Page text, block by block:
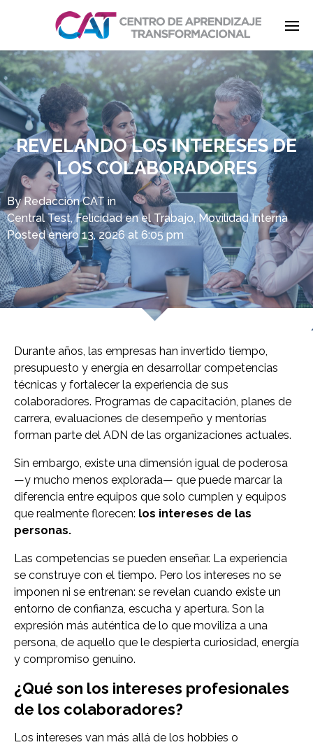
Enter tracking ID
REVELANDO LOS INTERESES DE
LOS COLABORADORES
By Redacción CAT in
Central Test,Felicidad en el Trabajo, Movilidad Interna
Posted enero 13, 2026 at 6:05 pm
Durante años, las empresas han invertido tiempo,
presupuesto y energía en desarrollar competencias
técnicas y fortalecer la experiencia de sus
colaboradores. Programas de capacitación, planes de
carrera, evaluaciones de desempeño y mentorías
forman parte del ADN de las organizaciones actuales.
Sin embargo, existe una dimensión igual de poderosa
—y mucho menos explorada— que puede marcar la
diferencia entre equipos que solo cumplen y equipos
que realmente florecen: los intereses de las
personas.
Las competencias se pueden enseñar. La experiencia
se construye con el tiempo. Pero los intereses no se
imponen ni se entrenan: se revelan cuando existe un
entorno de confianza, escucha y apertura. Son la
expresión más auténtica de lo que moviliza a una
persona, de aquello que le despierta curiosidad, energía
y compromiso genuino.
¿Qué son los intereses profesionales
de los colaboradores?
Los intereses van más allá de los hobbies o